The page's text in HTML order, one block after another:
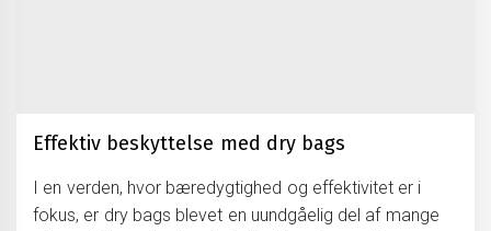
Effektiv beskyttelse med dry bags
I en verden, hvor bæredygtighed og effektivitet er i
fokus, er dry bags blevet en uundgåelig del af mange